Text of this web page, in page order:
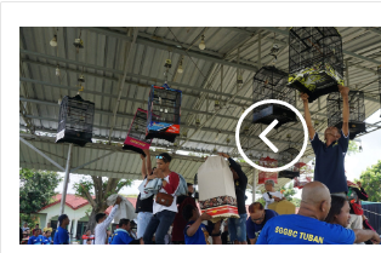
u
r
E
m
a
i
l
a
d